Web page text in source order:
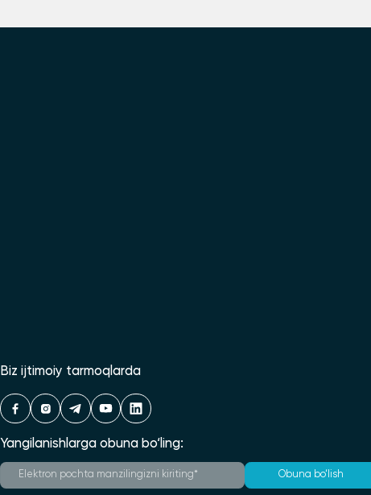
Biz ijtimoiy tarmoqlarda
Yangilanishlarga obuna bo‘ling:
Obuna bo‘lish